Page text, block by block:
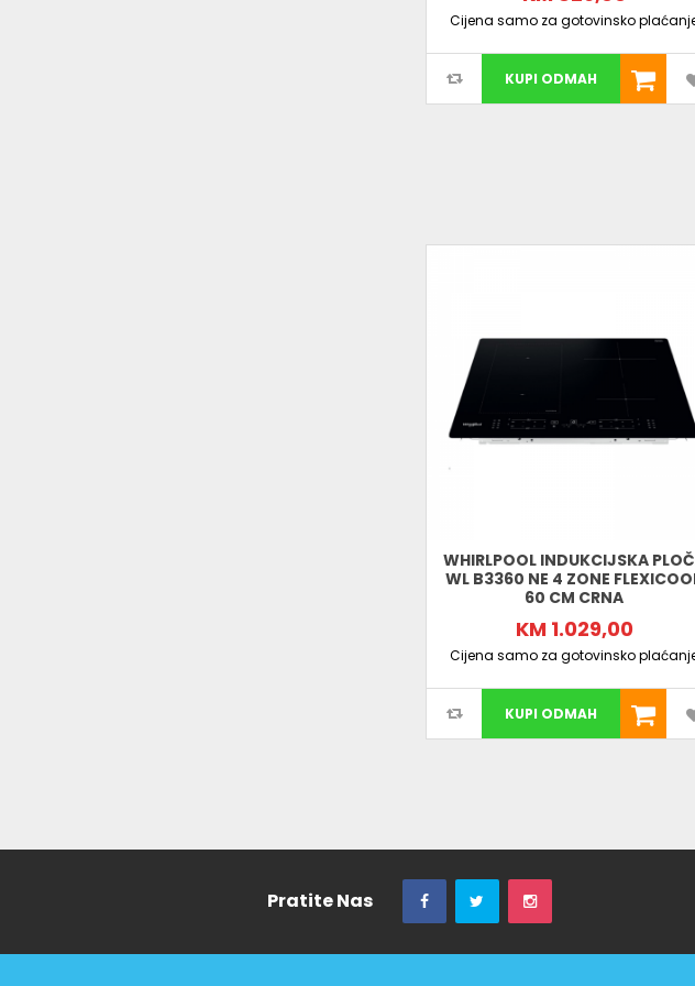
Cijena samo za gotovinsko
KUPI ODMAH
WHIRLPOOL INDUKCIJSKA
WL B3360 NE 4 ZONE
60 CM CRNA
KM 1.029,00
Cijena samo za gotovinsko
KUPI ODMAH
Pratite Nas